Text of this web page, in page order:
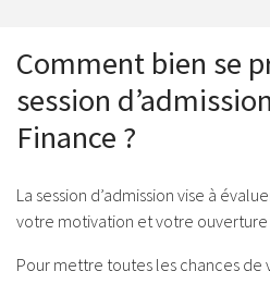
Comment bien se
session
Finance ?
La session d’admission vise à
votre motivation et votre ouverture
Pour mettre toutes les chances de